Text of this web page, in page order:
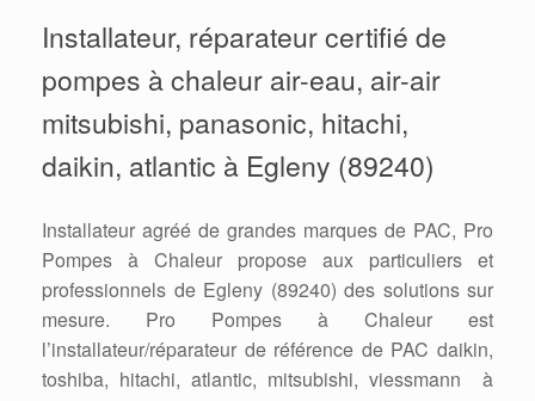
Installateur, réparateur certifié de
pompes à chaleur air-eau, air-air
mitsubishi, panasonic, hitachi,
daikin, atlantic à Egleny (89240)
Installateur agréé de grandes marques de PAC, Pro
Pompes à Chaleur propose aux particuliers et
professionnels de Egleny (89240) des solutions sur
mesure. Pro Pompes à Chaleur est
l’installateur/réparateur de référence de PAC daikin,
toshiba, hitachi, atlantic, mitsubishi, viessmann à